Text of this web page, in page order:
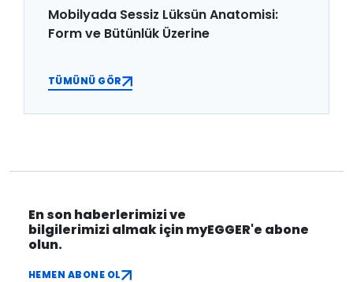
Mobilyada Sessiz Lüksün Anatomisi:
Form ve Bütünlük Üzerine
TÜMÜNÜ GÖR
En son haberlerimizi ve
bilgilerimizi almak için myEGGER'e abone
olun.
HEMEN ABONE OL